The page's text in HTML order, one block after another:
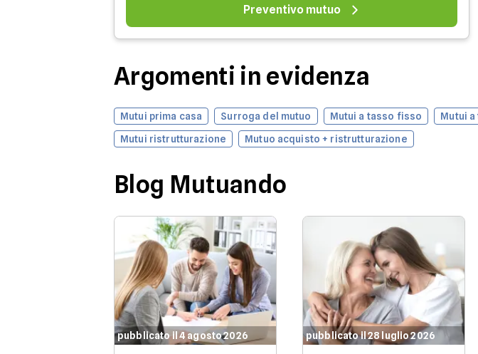
Preventivo mutuo
Argomenti in evidenza
Mutui prima casa Surroga del mutuo Mutui a tasso fisso Mutui
Mutui ristrutturazione
Mutuo acquisto + ristrutturazione
Blog Mutuando
pubblicato il 4 agosto 2026 pubblicato il 28 luglio 2026